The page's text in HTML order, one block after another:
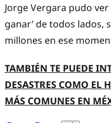
Jorge Vergara pudo ver
ganar’ de todos lados,
millones en ese
TAMBIÉN TE PUEDE
DESASTRES COMO EL
MÁS COMUNES EN